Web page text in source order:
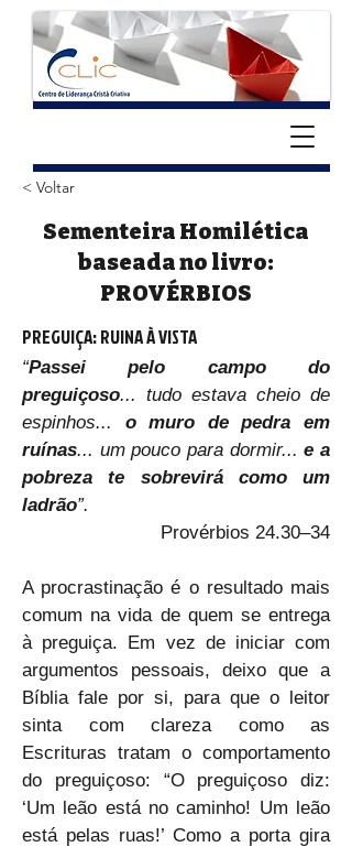
< Voltar
Sementeira Homilética
baseada no livro:
PROVÉRBIOS
PREGUIÇA: RUINA À VISTA
“Passei pelo campo do
preguiçoso... tudo estava cheio de
espinhos... o muro de pedra em
ruínas... um pouco para dormir... e a
pobreza te sobrevirá como um
ladrão”.
Provérbios 24.30–34
A procrastinação é o resultado mais
comum na vida de quem se entrega
à preguiça. Em vez de iniciar com
argumentos pessoais, deixo que a
Bíblia fale por si, para que o leitor
sinta com clareza como as
Escrituras tratam o comportamento
do preguiçoso: “O preguiçoso diz:
‘Um leão está no caminho! Um leão
está pelas ruas!’ Como a porta gira